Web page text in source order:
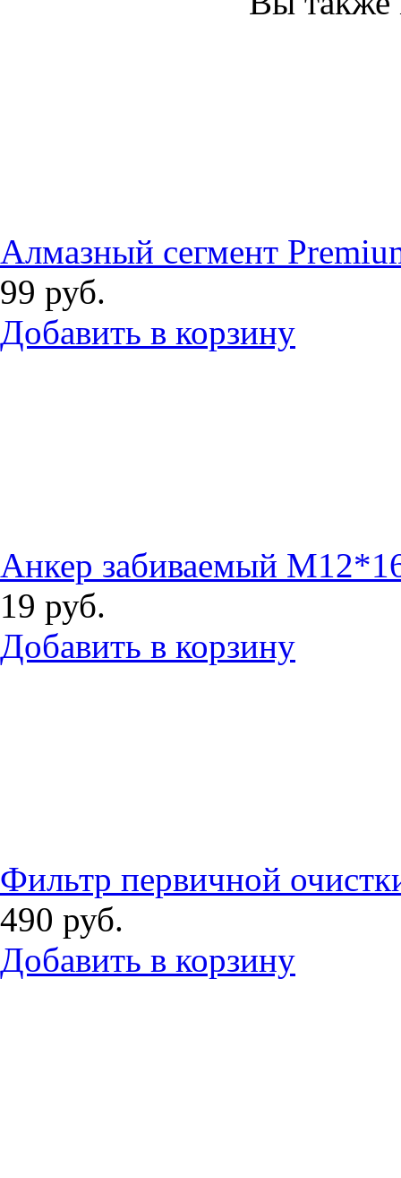
Алмазный сегмент
99 руб.
Добавить в корзину
Анкер забиваемый
19 руб.
Добавить в корзину
Фильтр первичной
490 руб.
Добавить в корзину